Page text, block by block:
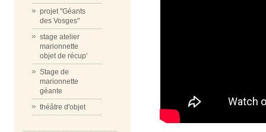
projet "Géants
des Vosges"
stage atelier
marionnette
objet de récup'
Stage de
marionnette
géante
théâtre d'objet